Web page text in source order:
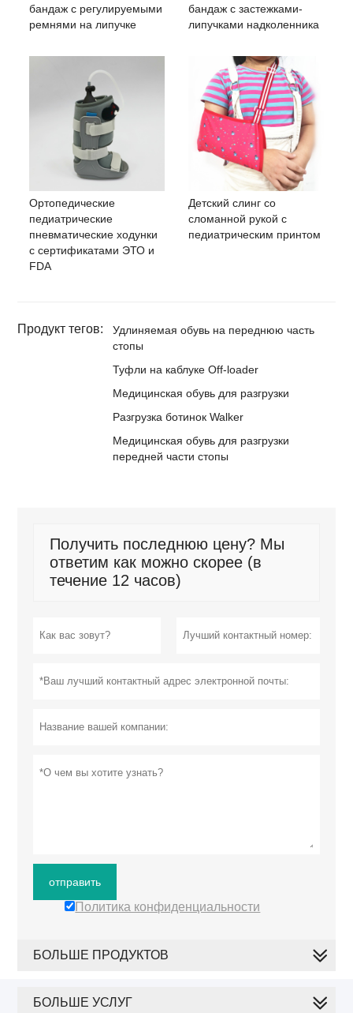
бандаж с регулируемыми
ремнями на липучке
бандаж с застежками-
липучками надколенника
Ортопедические
педиатрические
пневматические ходунки
с сертификатами ЭТО и
FDA
Детский слинг со
сломанной рукой с
педиатрическим принтом
Продукт тегов:
Удлиняемая обувь на переднюю часть
стопы
Туфли на каблуке Off-loader
Медицинская обувь для разгрузки
Разгрузка ботинок Walker
Медицинская обувь для разгрузки
передней части стопы
Получить последнюю цену? Мы
ответим как можно скорее (в
течение 12 часов)
отправить
Политика конфиденциальности
БОЛЬШЕ ПРОДУКТОВ
БОЛЬШЕ УСЛУГ